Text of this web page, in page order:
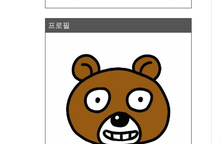
프로필